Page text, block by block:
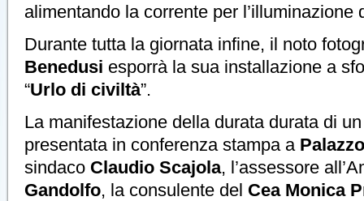
alimentando la corrente per l’illuminazione
Durante tutta la giornata infine, il noto
Benedusi esporrà la sua installazione a
“Urlo di civiltà”.
La manifestazione della durata durata di
presentata in conferenza stampa a
sindaco Claudio Scajola, l’assessore
Gandolfo, la consulente del Cea Monica